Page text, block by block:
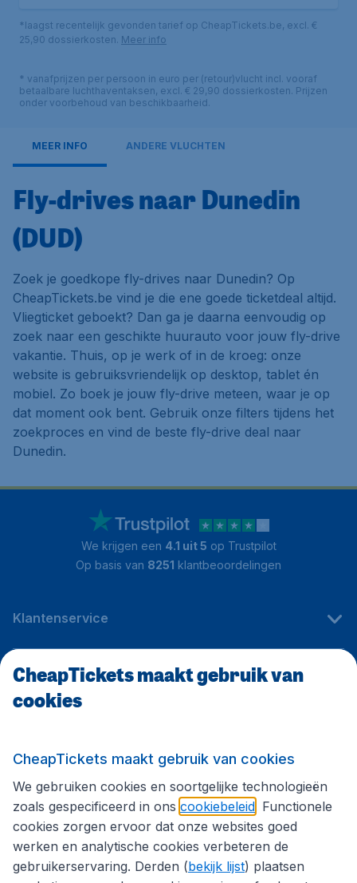
*laagst recentelijk gevonden tarief op CheapTickets.be, excl. €
25,90 dossierkosten. Meer info
* vanafprijzen per persoon in euro per (retour)vlucht incl. vooraf
betaalbare luchthaventaksen, excl. € 29,90 dossierkosten. Prijzen
onder voorbehoud van beschikbaarheid.
MEER INFO ANDERE VLUCHTEN
Fly-drives naar Dunedin
(DUD)
Zoek je goedkope fly-drives naar Dunedin? Op
CheapTickets.be vind je die ene goede ticketdeal altijd.
Vliegticket geboekt? Dan ga je daarna eenvoudig op
zoek naar een geschikte huurauto voor jouw fly-drive
vakantie. Thuis, op je werk of in de kroeg: onze
website is gebruiksvriendelijk op desktop, tablet én
mobiel. Zo boek je jouw fly-drive meteen, waar je op
dat moment ook bent. Gebruik onze filters tijdens het
zoekproces en vind de beste fly-drive deal naar
Dunedin.
We krijgen een 4.1 uit 5 op Trustpilot
Op basis van 8251 klantbeoordelingen
Klantenservice
CheapTickets.be
Volg CheapTickets.be
CheapTickets maakt gebruik van
cookies
CheapTickets maakt gebruik van cookies
We gebruiken cookies en soortgelijke technologieën
zoals gespecificeerd in ons cookiebeleid . Functionele
cookies zorgen ervoor dat onze websites goed
werken en analytische cookies verbeteren de
gebruikerservaring. Derden (bekijk lijst) plaatsen